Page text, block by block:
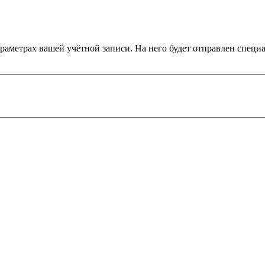
вашей учётной записи. На него будет отправлен